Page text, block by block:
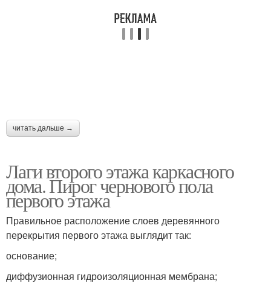
читать дальше →
Лаги второго этажа каркасного
дома. Пирог чернового пола
первого этажа
Правильное расположение слоев деревянного
перекрытия первого этажа выглядит так:
основание;
диффузионная гидроизоляционная мембрана;